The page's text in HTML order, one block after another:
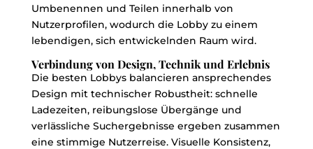
Umbenennen und Teilen innerhalb von
Nutzerprofilen, wodurch die Lobby zu einem
lebendigen, sich entwickelnden Raum wird.
Verbindung von Design, Technik und Erlebnis
Die besten Lobbys balancieren ansprechendes
Design mit technischer Robustheit: schnelle
Ladezeiten, reibungslose Übergänge und
verlässliche Suchergebnisse ergeben zusammen
eine stimmige Nutzerreise. Visuelle Konsistenz,